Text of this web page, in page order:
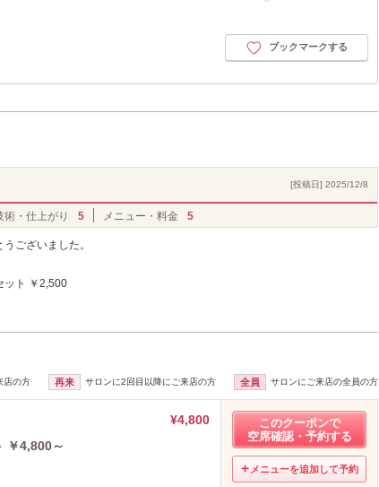
ブックマークする
[投稿日] 2025/12/8
術・仕上がり 5 メニュー・料金 5
ございました。
ット ￥2,500
店の方 再来 サロンに2回目以降にご来店の方 全員 サロンにご来店の全員の方
¥4,800
￥4,800～
このクーポンで
空席確認・予約する
メニューを追加して予約